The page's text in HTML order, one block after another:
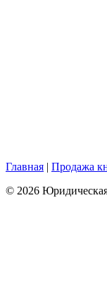
Главная | Продажа
© 2026